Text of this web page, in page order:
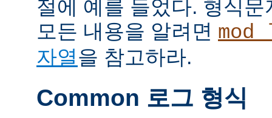
절에 예를 들었다. 형식
모든 내용을 알려면
자열을 참고하라.
Common 로그 형식